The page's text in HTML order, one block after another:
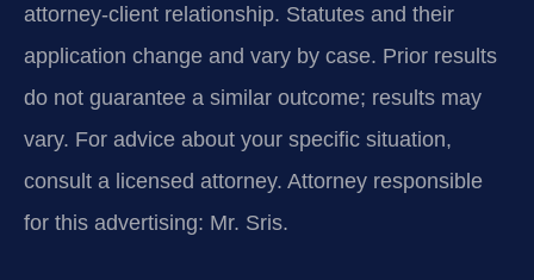
attorney-client relationship. Statutes and their
application change and vary by case. Prior results
do not guarantee a similar outcome; results may
vary. For advice about your specific situation,
consult a licensed attorney. Attorney responsible
for this advertising: Mr. Sris.